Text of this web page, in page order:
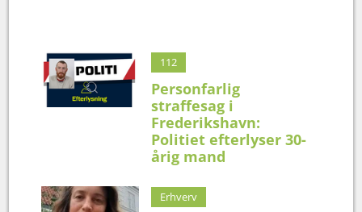
112
Personfarlig
straffesag i
Frederikshavn:
Politiet efterlyser 30-
årig mand
Erhverv